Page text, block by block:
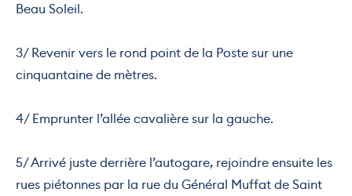
Beau Soleil.
3/ Revenir vers le rond point de la Poste sur une
cinquantaine de mètres.
4/ Emprunter l’allée cavalière sur la gauche.
5/ Arrivé juste derrière l’autogare, rejoindre ensuite les
rues piétonnes par la rue du Général Muffat de Saint